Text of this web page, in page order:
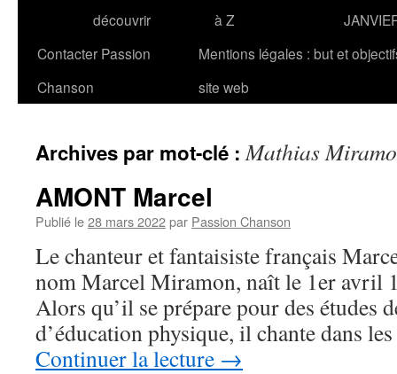
découvrir
à Z
Contacter Passion
Chanson
Mentions légales : but et
site web
Archives par mot-clé :Mathias
AMONT Marcel
Publié le28 mars 2022par Passion Chanson
Le chanteur et fantaisiste français
nom Marcel Miramon, naît le 1er avril
Alors qu’il se prépare pour des études
d’éducation physique, il chante dans
Continuer la lecture →